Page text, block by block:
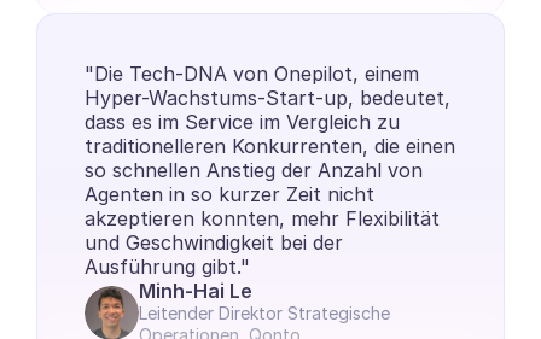
"Die Tech-DNA von Onepilot, einem
Hyper-Wachstums-Start-up, bedeutet,
dass es im Service im Vergleich zu
traditionelleren Konkurrenten, die einen
so schnellen Anstieg der Anzahl von
Agenten in so kurzer Zeit nicht
akzeptieren konnten, mehr Flexibilität
und Geschwindigkeit bei der
Ausführung gibt."
Minh-Hai Le
Leitender Direktor Strategische
Operationen, Qonto